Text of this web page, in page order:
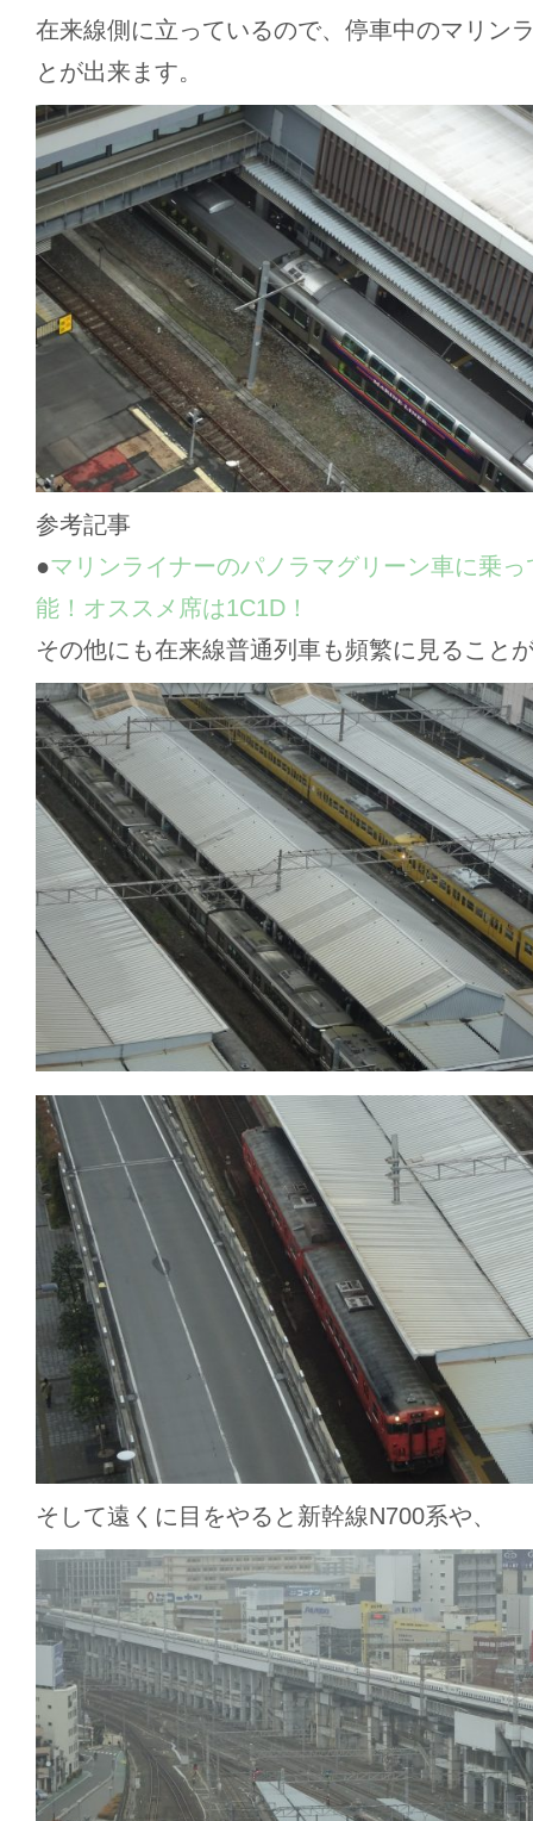
在来線側に立っているので、停車中のマリン
とが出来ます。
参考記事
●マリンライナーのパノラマグリーン車に乗
能！オススメ席は1C1D！
その他にも在来線普通列車も頻繁に見ること
そして遠くに目をやると新幹線N700系や、